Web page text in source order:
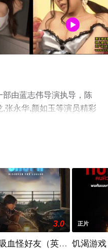
由蓝志伟导演执导，陈
张永华,颜如玉等演员精彩
清无删减完整版电影大
3.0
血怪好友（英语版）
正片
饥渴游